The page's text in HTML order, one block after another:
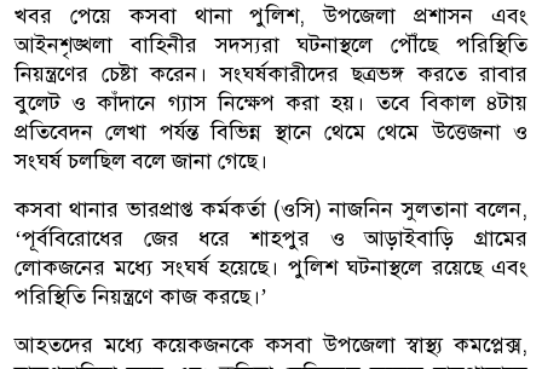
খবর পেয়ে কসবা থানা পুলিশ, উপজেলা প্রশাসন এবং
আইনশৃঙ্খলা বাহিনীর সদস্যরা ঘটনাস্থলে পৌঁছে পরিস্থিতি
নিয়ন্ত্রণের চেষ্টা করেন। সংঘর্ষকারীদের ছত্রভঙ্গ করতে রাবার
বুলেট ও কাঁদানে গ্যাস নিক্ষেপ করা হয়। তবে বিকাল ৪টায়
প্রতিবেদন লেখা পর্যন্ত বিভিন্ন স্থানে থেমে থেমে উত্তেজনা ও
সংঘর্ষ চলছিল বলে জানা গেছে।
কসবা থানার ভারপ্রাপ্ত কর্মকর্তা (ওসি) নাজনিন সুলতানা বলেন,
‌‘পূর্ববিরোধের জের ধরে শাহপুর ও আড়াইবাড়ি গ্রামের
লোকজনের মধ্যে সংঘর্ষ হয়েছে। পুলিশ ঘটনাস্থলে রয়েছে এবং
পরিস্থিতি নিয়ন্ত্রণে কাজ করছে।’
আহতদের মধ্যে কয়েকজনকে কসবা উপজেলা স্বাস্থ্য কমপ্লেক্স,